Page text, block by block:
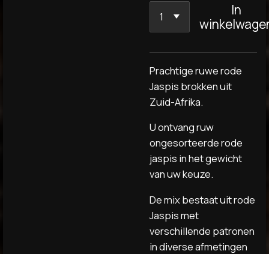
In
Prachtige ruwe rode
Jaspis brokken uit
Zuid-Afrika.
U ontvang ruw
ongesorteerde rode
jaspis in het gewicht
van uw keuze.
De mix bestaat uit rode
Jaspis met
verschillende patronen
in diverse afmetingen